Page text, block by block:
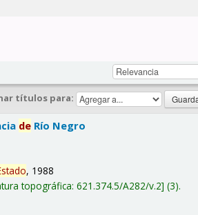
títulos para:
de Río Negro
, 1988
topográfica:621.374.5/A282/v.2 (3).